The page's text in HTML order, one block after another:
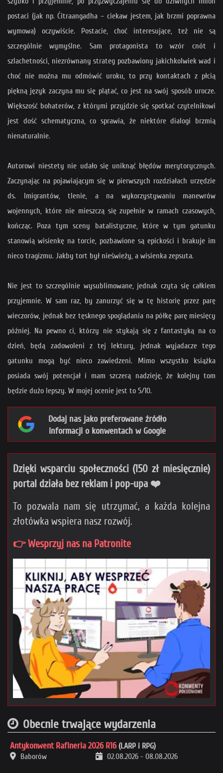
postaci (jak np. Ćitraangadha – ciekaw jestem, jak brzmi poprawna
wymowa) oczywiście. Postacie, choć interesujące, też nie są
szczególnie wymyślne. Sam protagonista to wzór cnót i
szlachetności, niezrównany strateg pozbawiony jakichkolwiek wad i
choć nie można mu odmówić uroku, to przy kontaktach z płcią
piękną język zaczyna mu się plątać, co jest na swój sposób urocze.
Większość bohaterów, z którymi przyjdzie się spotkać czytelnikowi
jest dość schematyczna, co sprawia, że niektóre dialogi brzmią
nienaturalnie.
Autorowi niestety nie udało się uniknąć błędów merytorycznych.
Zaczynając na pojawiającym się w pierwszych rozdziałach urzędzie
ds. Imigrantów, tlenie, a na wykorzystywaniu manewrów
wojennych, które nie mieszczą się zupełnie w ramach czasowych,
kończąc. Poza tym sceny batalistyczne, które w tym gatunku
stanowią wisienkę na torcie, pozbawione są epickości i brakuje im
nieco tragizmu. Jakby tort był nieświeży, a wisienka zepsuta.
Nie jest to szczególnie wysublimowane, jednak czyta się całkiem
przyjemnie. W sam raz, by zanurzyć się w tę historię przez parę
wieczorów, jednak bez tęsknego spoglądania na półkę parę miesięcy
później. Na pewno ci, którzy nie stykają się z fantastyką na co
dzień, będą zadowoleni z tej lektury, jednak wyjadacze tego
gatunku mogą być nieco zawiedzeni. Mimo wszystko książka
posiada swój potencjał i mam szczerą nadzieję, że kolejny tom
będzie dużo lepszy. W mojej ocenie jest to 5/10.
Dodaj nas jako preferowane źródło
informacji o konwentach w Google
Dzięki wsparciu społeczności (150 zł miesięcznie)
portal działa bez reklam i pop-upa ❤️
To pozwala nam się utrzymać, a każda kolejna
złotówka wspiera nasz rozwój.
👉 Wesprzyj nas na Patronite
Obecnie trwające wydarzenia
Antykonwent Rafineria 2026 R16 (LARP i RPG)
Baborów
02.08.2026 - 08.08.2026